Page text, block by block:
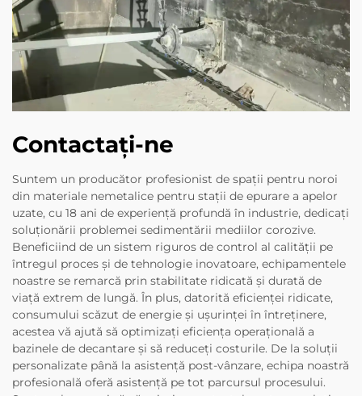
Contactați-ne
Suntem un producător profesionist de spații pentru noroi
din materiale nemetalice pentru stații de epurare a apelor
uzate, cu 18 ani de experiență profundă în industrie, dedicați
soluționării problemei sedimentării mediilor corozive.
Beneficiind de un sistem riguros de control al calității pe
întregul proces și de tehnologie inovatoare, echipamentele
noastre se remarcă prin stabilitate ridicată și durată de
viață extrem de lungă. În plus, datorită eficienței ridicate,
consumului scăzut de energie și ușurinței în întreținere,
acestea vă ajută să optimizați eficiența operațională a
bazinele de decantare și să reduceți costurile. De la soluții
personalizate până la asistență post-vânzare, echipa noastră
profesională oferă asistență pe tot parcursul procesului.